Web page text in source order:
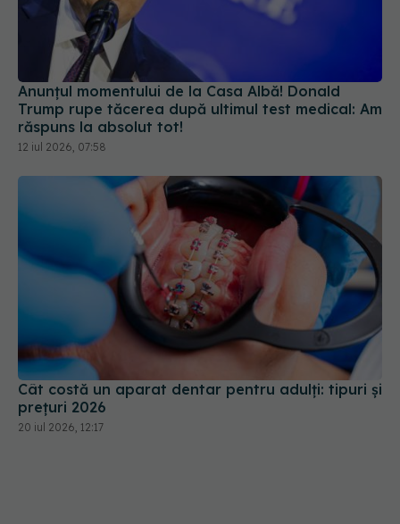
Anunțul momentului de la Casa Albă! Donald
Trump rupe tăcerea după ultimul test medical: Am
răspuns la absolut tot!
12 iul 2026, 07:58
Cât costă un aparat dentar pentru adulți: tipuri și
prețuri 2026
20 iul 2026, 12:17